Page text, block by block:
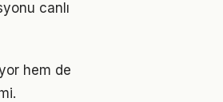
canlı
hem de